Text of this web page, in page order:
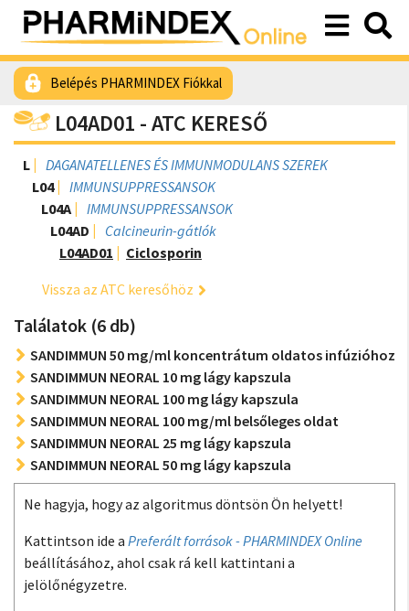
Belépés PHARMINDEX Fiókkal
L04AD01 - ATC KERESŐ
L
DAGANATELLENES ÉS IMMUNMODULANS SZEREK
L04
IMMUNSUPPRESSANSOK
L04A
IMMUNSUPPRESSANSOK
L04AD
Calcineurin-gátlók
L04AD01
Ciclosporin
Vissza az ATC keresőhöz
Találatok (6 db)
SANDIMMUN 50 mg/ml koncentrátum oldatos infúzióhoz
SANDIMMUN NEORAL 10 mg lágy kapszula
SANDIMMUN NEORAL 100 mg lágy kapszula
SANDIMMUN NEORAL 100 mg/ml belsőleges oldat
SANDIMMUN NEORAL 25 mg lágy kapszula
SANDIMMUN NEORAL 50 mg lágy kapszula
Ne hagyja, hogy az algoritmus döntsön Ön helyett!
Kattintson ide a Preferált források - PHARMINDEX Online
beállításához, ahol csak rá kell kattintani a
jelölőnégyzetre.